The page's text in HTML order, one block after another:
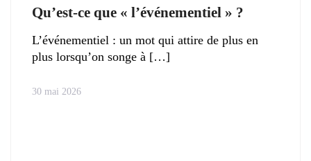
Qu’est-ce que « l’événementiel » ?
L’événementiel : un mot qui attire de plus en
plus lorsqu’on songe à
30 mai 2026